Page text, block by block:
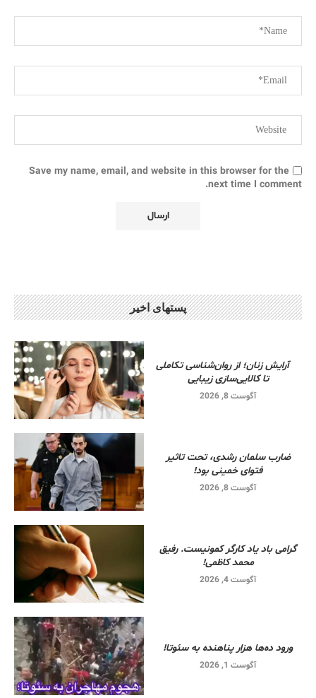
Save my name, email, and website in this browser for the
next time I comment.
پستهای اخیر
آرایش زنان؛ از روان‌شناسی تکاملی
تا کالایی‌سازی زیبایی
آگوست 8, 2026
ضارب سلمان رشدی، تحت تاثیر
فتوای خمینی بود!
آگوست 8, 2026
گرامی باد یاد کارگر کمونیست. رفیق
محمد کاظمی!
آگوست 4, 2026
ورود ده‌ها هزار پناهنده به سئوتا!
آگوست 1, 2026